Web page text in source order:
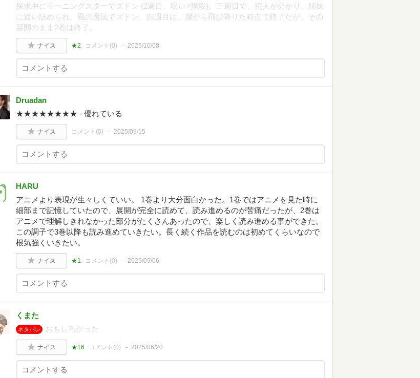
探求中にモーニングスターでズドン (2週目、呪い+撲殺)。三週目で、犯人が分かり、姉妹
に追い詰められ、風の魔法でズドン。四週目は、崖から飛び降りた時点で終了だが、その
展開のまま2巻は終了。
ナイス ★2 コメント(0) 2025/10/08
Druadan
★★★★★★★★ - 優れている
ナイス コメント(0) 2025/09/15
HARU
アニメより表現が生々しくていい。 1巻より大分面白かった。1巻ではアニメを見た時に
細部まで記憶していたので、展開が完全に読めて、読み進めるのが苦痛だったが、2巻は
アニメで理解しきれなかった部分がたくさんあったので、楽しく読み進める事ができた。
この調子で3巻以降も読み進めていきたい。長く続く作品を読むのは初めてくらいなので
根気強くいきたい。
ナイス ★1 コメント(0) 2025/09/06
くまた
ネタバレ おもしろかった
ナイス ★16 コメント(0) 2025/06/20